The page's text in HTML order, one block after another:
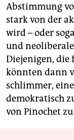
Abstimmung
stark von der
wird – oder
und
Diejenigen, die
könnten dann
schlimmer,
demokratisch
von Pinochet